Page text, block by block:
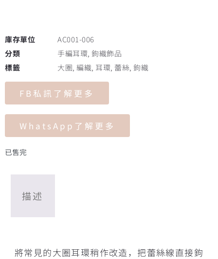
庫存單位
AC001-006
分類
手編耳環, 鉤織飾品
標籤
大圈, 編織, 耳環, 蕾絲, 鉤織
FB私訊了解更多
WhatsApp了解更多
已售完
描述
將常見的大圈耳環稍作改造，把蕾絲線直接鉤